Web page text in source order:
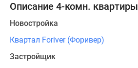
Описание 4-комн. квартиры
Новостройка
Квартал Foriver (Форивер)
Застройщик